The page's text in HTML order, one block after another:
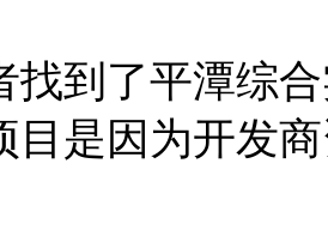
找到了平潭综
目是因为开发